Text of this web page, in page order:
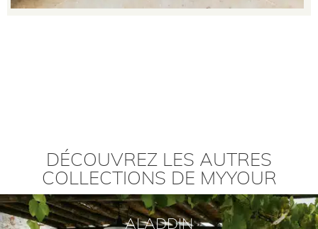
DÉCOUVREZ LES AUTRES
COLLECTIONS DE MYYOUR
ALADDIN